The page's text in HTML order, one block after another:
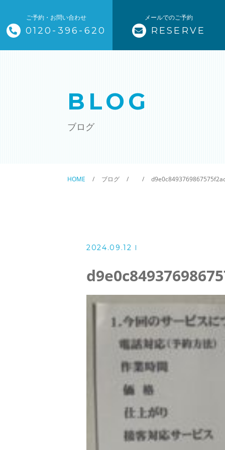
ご予約・お問い合わせ
0120-396-620
メールでのご予約
RESERVE
トップページ
クリニック施設清掃
風呂釜洗浄・追い炊き配管クリ
スタッフ
よくある質問
アクセス
ブログ
ザ・そうじ職人からのお
BLOG
ブログ
HOME ブログ
2024.09.12